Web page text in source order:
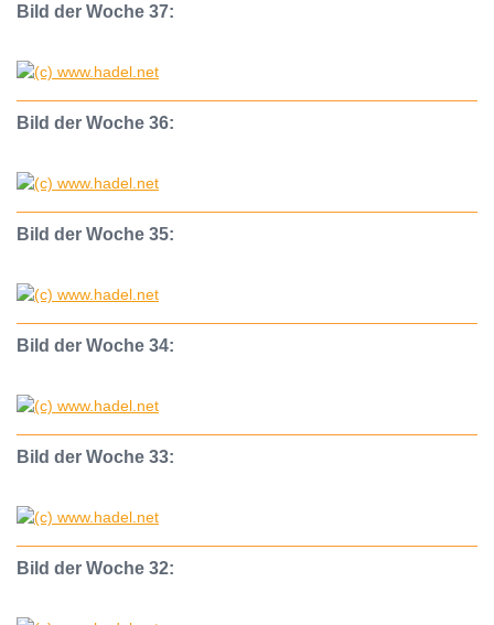
Bild der Woche 37:
Bild der Woche 36:
Bild der Woche 35:
Bild der Woche 34:
Bild der Woche 33:
Bild der Woche 32: